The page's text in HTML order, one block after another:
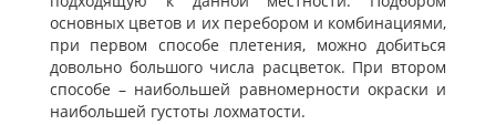
основных цветов и их перебором и комбинациями,
при первом способе плетения, можно добиться
довольно большого числа расцветок. При втором
способе – наибольшей равномерности окраски и
наибольшей густоты лохматости.